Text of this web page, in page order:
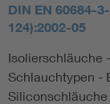
DIN EN 60684-
124):2002-05
Isolierschläuche
Schlauchtypen -
Siliconschläuche